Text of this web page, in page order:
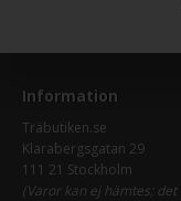
Information
Träbutiken.se
Klarabergsgatan 29
111 21 Stockholm
(Varor kan ej hämtes;